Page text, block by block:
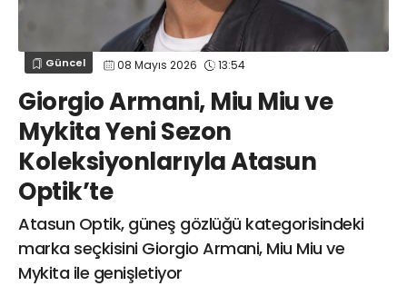
Güncel 08 Mayıs 2026 13:54
Giorgio Armani, Miu Miu ve
Mykita Yeni Sezon
Koleksiyonlarıyla Atasun
Optik’te
Atasun Optik, güneş gözlüğü kategorisindeki
marka seçkisini Giorgio Armani, Miu Miu ve
Mykita ile genişletiyor
GÖZ HASTALIKLARI
SAĞLIK
GASTROENTEROLOJİ
ÇOCUK SAĞLIĞI VE HASTALIKLARI
GENEL CERRAHİ
SENDİKALAR
DERMATOLOJİ
ENDOKRİNOLOJİ
NÖROLOJİ
Web TV Galeri Yazarlar
sagliktabugun@gmail.com